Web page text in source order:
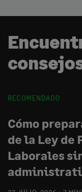
RECOMENDADO
Cómo
de la Ley de
Laborales